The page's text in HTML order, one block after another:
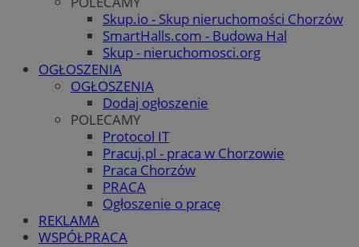
Skup.io - Skup nieruchomości Chorzów
SmartHalls.com - Budowa Hal
Skup - nieruchomosci.org
OGŁOSZENIA
OGŁOSZENIA
Dodaj ogłoszenie
POLECAMY
Protocol IT
Pracuj.pl - praca w Chorzowie
Praca Chorzów
PRACA
Ogłoszenie o pracę
REKLAMA
WSPÓŁPRACA